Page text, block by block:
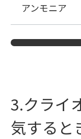
アンモニア
3.クライ
気すると